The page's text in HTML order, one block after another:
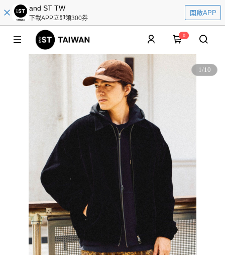
and ST TW
下載APP立即領300券
開啟APP
0
1/10